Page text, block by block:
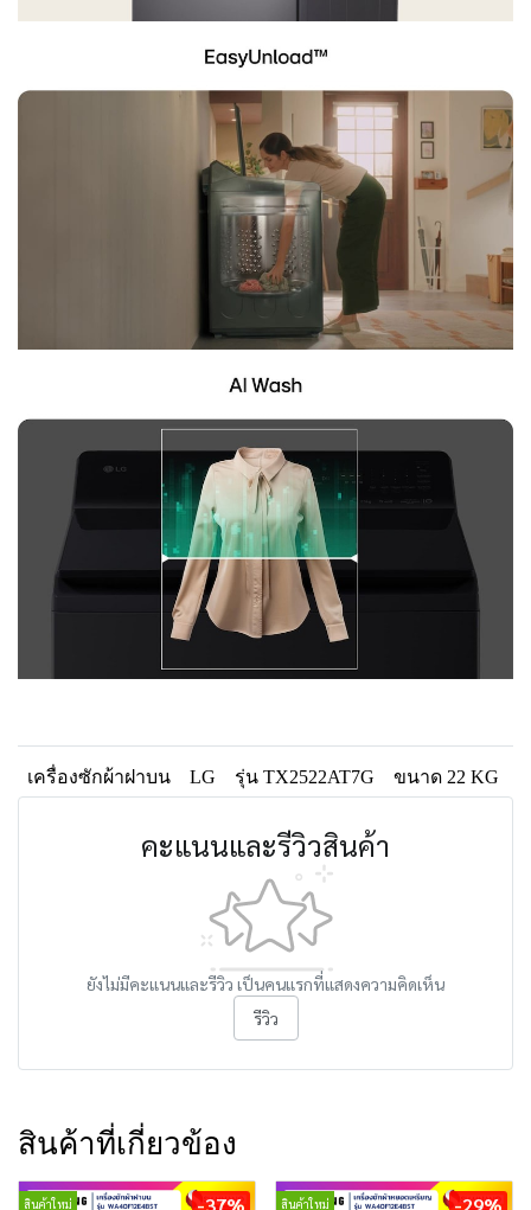
เครื่องซักผ้าฝาบน LG รุ่น TX2522AT7G ขนาด 22 KG
คะแนนและรีวิวสินค้า
ยังไม่มีคะแนนและรีวิว เป็นคนแรกที่แสดงความคิดเห็น
รีวิว
สินค้าที่เกี่ยวข้อง
สินค้าใหม่ -37% สินค้าใหม่ -29%